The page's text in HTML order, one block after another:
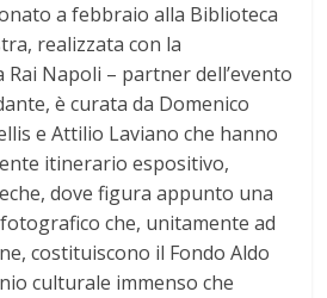
a febbraio alla Biblioteca
realizzata con la
Napoli – partner dell’evento
è curata da Domenico
e Attilio Laviano che hanno
itinerario espositivo,
dove figura appunto una
che, unitamente ad
costituiscono il Fondo Aldo
culturale immenso che